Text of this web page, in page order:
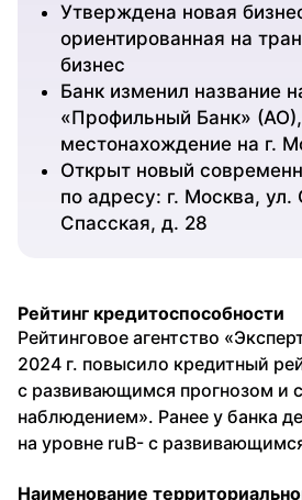
Утверждена новая
ориентированная на
бизнес
Банк изменил название
«Профильный Банк»
местонахождение на г.
Открыт новый
по адресу: г. Москва, ул.
Спасская, д. 28
Год 2025. Показаны события.
Рейтинг кредитоспособности
Рейтинговое агентство
2024 г. повысило кредитный
с развивающимся прогнозом и
наблюдением». Ранее у банка
на уровне ruB- с
Наименование